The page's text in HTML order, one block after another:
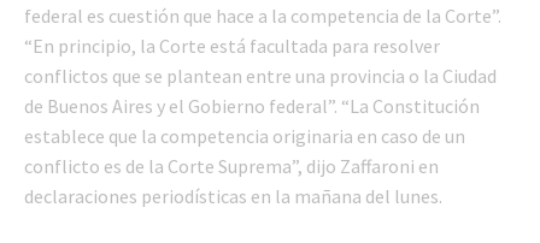
federal es cuestión que hace a la competencia de la Corte”.
“En principio, la Corte está facultada para resolver
conflictos que se plantean entre una provincia o la Ciudad
de Buenos Aires y el Gobierno federal”. “La Constitución
establece que la competencia originaria en caso de un
conflicto es de la Corte Suprema”, dijo Zaffaroni en
declaraciones periodísticas en la mañana del lunes.